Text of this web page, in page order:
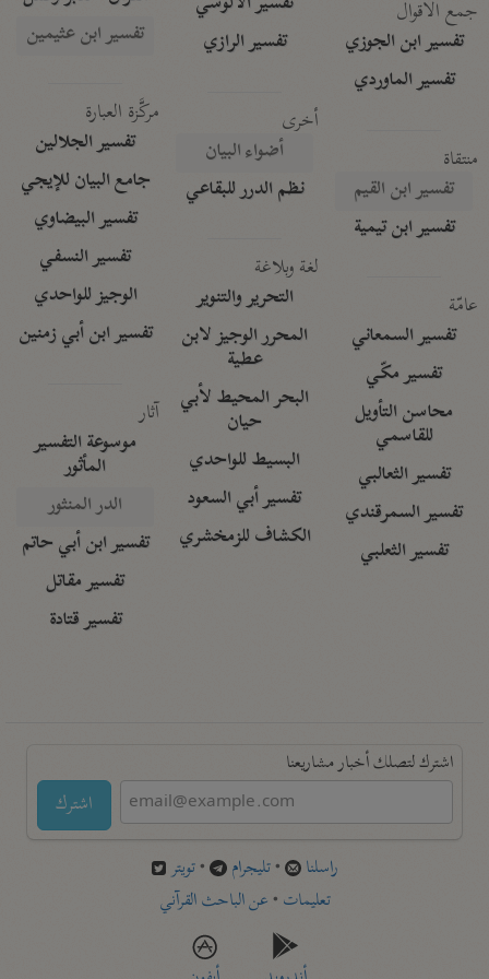
جمع الأقوال
تفسير ابن الجوزي
تفسير الماوردي
منتقاة
تفسير ابن القيم
تفسير ابن تيمية
عامّة
تفسير السمعاني
تفسير مكّي
محاسن التأويل
للقاسمي
تفسير الثعالبي
تفسير السمرقندي
تفسير الثعلبي
تفسير الرازي
أخرى
أضواء البيان
نظم الدرر للبقاعي
لغة وبلاغة
التحرير والتنوير
المحرر الوجيز لابن
عطية
البحر المحيط لأبي
حيان
البسيط للواحدي
تفسير أبي السعود
الكشاف للزمخشري
تفسير ابن عثيمين
مركَّزة العبارة
تفسير الجلالين
جامع البيان للإيجي
تفسير البيضاوي
تفسير النسفي
الوجيز للواحدي
تفسير ابن أبي زمنين
آثار
موسوعة التفسير
المأثور
الدر المنثور
تفسير ابن أبي حاتم
تفسير مقاتل
تفسير قتادة
اشترك لتصلك أخبار مشاريعنا
اشترك
راسلنا •تليجرام •تويتر
تعليمات •عن الباحث القرآني